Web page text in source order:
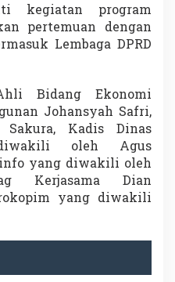
kegiatan program
pertemuan dengan
Lembaga DPRD
Bidang Ekonomi
Johansyah Safri,
Kadis Dinas
oleh Agus
yang diwakili oleh
Kerjasama Dian
yang diwakili